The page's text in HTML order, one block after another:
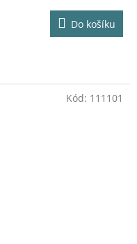
Do košíku
Kód: 111101